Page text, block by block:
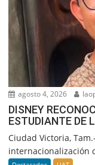
agosto 4, 2026
DISNEY
ESTUDIANTE DE
Ciudad Victoria,
internacionalización